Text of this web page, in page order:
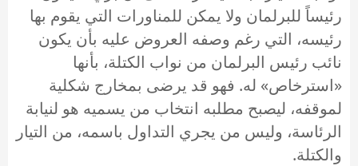
رئيساً للبرلمان ولا يمكن للمناورات التي يقوم بها
رئيسه، التي رغم وصفه العروض عليه بأن يكون
نائب رئيس البرلمان من نواب الكتلة، بأنها
«استرخاص» له. فهو قد يرضى بمخارج شكلية
لموقفه، ليصبح مطلبه انتخاب من يسميه هو لنيابة
الرئاسة، وليس من يجري التداول باسمه، من التيار
والكتلة.